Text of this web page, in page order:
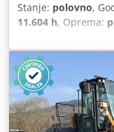
Stanje: polovno,
11.604 h, Oprema:
· Telefon · Mobilni
Case 921F točkaš
Klima uređaj *
kg * Ukupna
Dostupno 3
garancije